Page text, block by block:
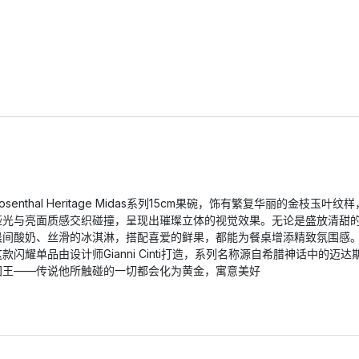
Heritage Midas系列15cm果碗，饰有繁复华丽的金枝玉叶纹样，
光与亮面质感交织碰撞，呈现出璀璨立体的视觉效果。无论是盛放清甜
间酸奶、丝滑的冰淇淋，搭配喜爱的鲜果，都能为餐桌增添精致氛围感。
款闪耀单品由设计师Gianni Cinti打造，系列名称源自希腊神话中的迈达
王——传说他所触碰的一切都会化为黄金，寓意美好